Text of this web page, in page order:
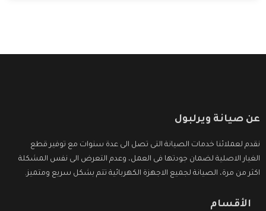
عن صيانة ويرلبول
نقدم لعملائنا خدمات الصيانة التى تصل الى عدة سنوات مع توفير قطع
الغيار الاصلية لضمان جودتها فى العمل، وعدم التعرض الى نفس المشكلة
اكثر من مرة، الصيانة لجميع الاجهزة الكهربائية تتم بشكل سريع ومتميز.
الأقسام